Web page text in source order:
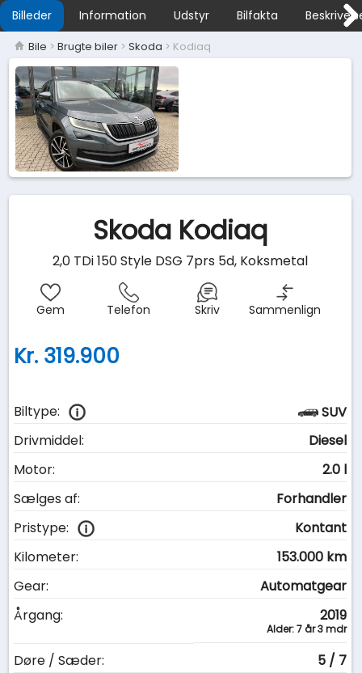
Billeder Information Udstyr Bilfakta
Bile > Brugte biler > Skoda > Kodiaq
Skoda Kodiaq
2,0 TDi 150 Style DSG 7prs 5d, Koksmetal
Gem Telefon Skriv Sammenlign
Kr. 319.900
Biltype:
SUV
Drivmiddel:
Diesel
Motor:
2.0 l
Sælges af:
Forhandler
Pristype:
Kontant
Kilometer:
153.000 km
Gear:
Automatgear
Årgang:
2019
Alder: 7 år 3 mdr
Døre / Sæder:
5 / 7